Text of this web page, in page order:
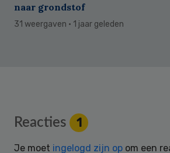
naar grondstof
31 weergaven · 1 jaar geleden
Reader
Interactions
Reacties 1
Je moet ingelogd zijn op om een